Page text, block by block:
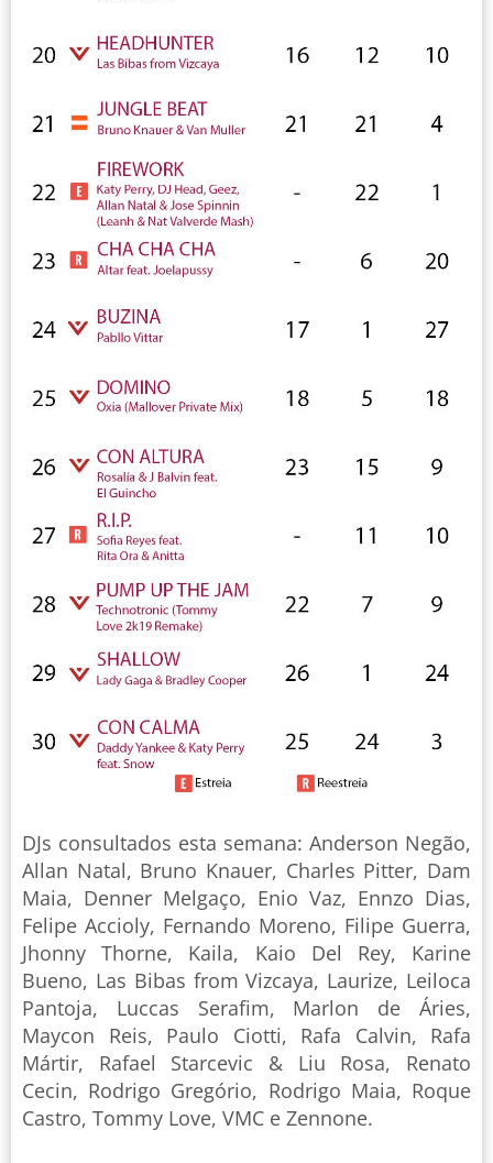
DJs consultados esta semana: Anderson Negão,
Allan Natal, Bruno Knauer, Charles Pitter, Dam
Maia, Denner Melgaço, Enio Vaz, Ennzo Dias,
Felipe Accioly, Fernando Moreno, Filipe Guerra,
Jhonny Thorne, Kaila, Kaio Del Rey, Karine
Bueno, Las Bibas from Vizcaya, Laurize, Leiloca
Pantoja, Luccas Serafim, Marlon de Áries,
Maycon Reis, Paulo Ciotti, Rafa Calvin, Rafa
Mártir, Rafael Starcevic & Liu Rosa, Renato
Cecin, Rodrigo Gregório, Rodrigo Maia, Roque
Castro, Tommy Love, VMC e Zennone.